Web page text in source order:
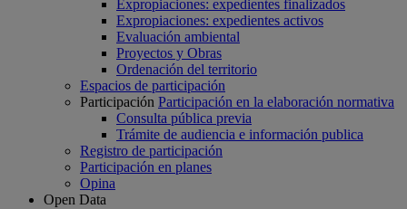
Expropiaciones: expedientes finalizados
Expropiaciones: expedientes activos
Evaluación ambiental
Proyectos y Obras
Ordenación del territorio
Espacios de participación
Participación Participación en la elaboración normativa
Consulta pública previa
Trámite de audiencia e información publica
Registro de participación
Participación en planes
Opina
Open Data